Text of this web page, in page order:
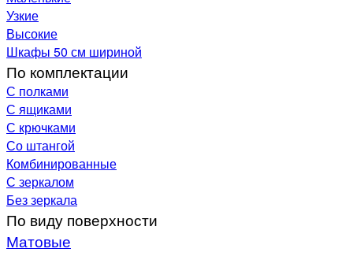
Узкие
Высокие
Шкафы 50 см шириной
По комплектации
С полками
С ящиками
С крючками
Со штангой
Комбинированные
С зеркалом
Без зеркала
По виду поверхности
Матовые